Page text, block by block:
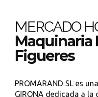
MERCADO
Maquinaria
Figueres
PROMARAND SL es
GIRONA dedicada a